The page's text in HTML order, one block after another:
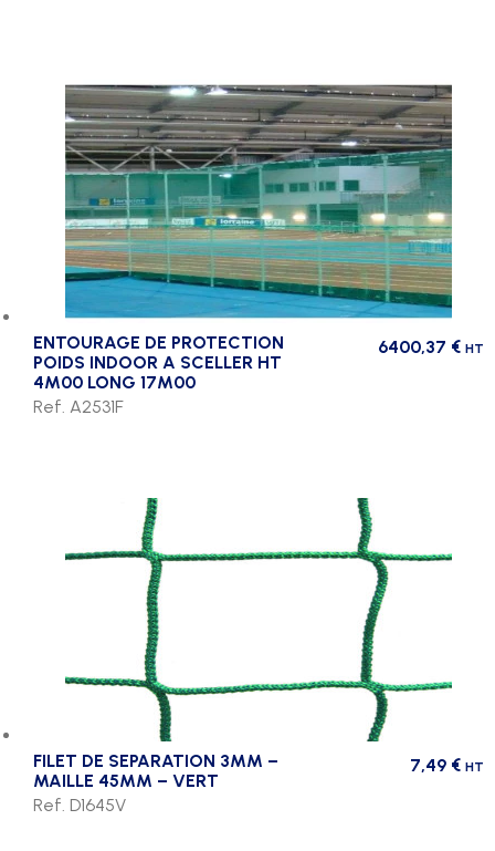
ENTOURAGE DE PROTECTION
POIDS INDOOR A SCELLER HT
4M00 LONG 17M00
6400,37 € HT
Ref. A2531F
FILET DE SEPARATION 3MM –
MAILLE 45MM – VERT
7,49 € HT
Ref. D1645V